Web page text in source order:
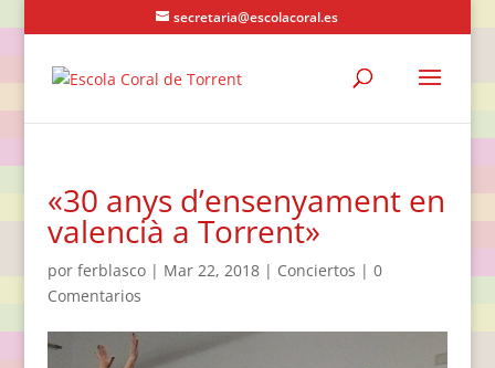
secretaria@escolacoral.es
«30 anys d’ensenyament en
valencià a Torrent»
por ferblasco| Mar 22, 2018| Conciertos | 0
Comentarios